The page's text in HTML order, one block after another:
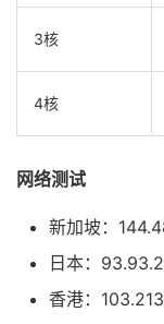
3核
4核
网络测试
新加坡：
日本：
香港：